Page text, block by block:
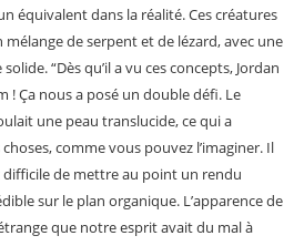
équivalent dans la réalité. Ces créatures
de serpent et de lézard, avec une
“Dès qu’il a vu ces concepts, Jordan
! Ça nous a posé un double défi. Le
une peau translucide, ce qui a
comme vous pouvez l’imaginer. Il
difficile de mettre au point un rendu
sur le plan organique. L’apparence de
que notre esprit avait du mal à